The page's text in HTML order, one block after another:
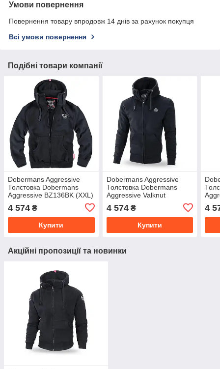
Умови повернення
Повернення товару впродовж 14 днів за рахунок покупця
Всі умови повернення
Подібні товари компанії
Dobermans Aggressive
Толстовка Dobermans
Aggressive BZ136BK (XXL)
4 574 ₴
Купити
Dobermans Aggressive
Толстовка Dobermans
Aggressive Valknut
4 574₴
Купити
4
Акційні пропозиції та новинки